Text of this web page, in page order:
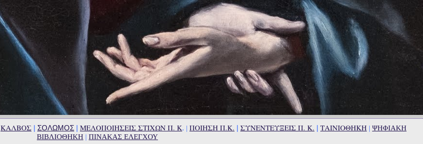
ΚΑΛΒΟΣ | ΣΟΛΩΜΟΣ | ΜΕΛΟΠΟΙΗΣΕΙΣ ΣΤΙΧΩΝ Π. Κ. | ΠΟΙΗΣΗ Π.Κ. | ΣΥΝΕΝΤΕΥΞΕΙΣ Π. Κ. | ΤΑΙΝΙΟΘΗΚΗ | ΨΗΦΙΑΚΗ
ΒΙΒΛΙΟΘΗΚΗ | ΠΙΝΑΚΑΣ ΕΛΕΓΧΟΥ